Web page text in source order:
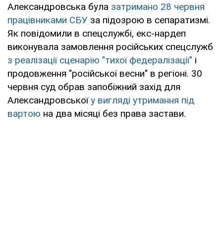
Александровська була затримано 28 червня
працівниками СБУ за підозрою в сепаратизмі.
Як повідомили в спецслужбі, екс-нардеп
виконувала замовлення російських спецслужб
з реалізації сценарію "тихої федералізації" і
продовження "російської весни" в регіоні. 30
червня суд обрав запобіжний захід для
Александровськоїу вигляді утримання під
вартою на два місяці без права застави.